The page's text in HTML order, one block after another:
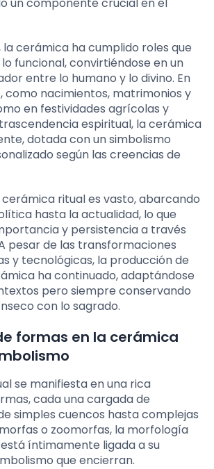
cerámica ha cumplido roles que
funcional, convirtiéndose en un
entre lo humano y lo divino. En
como nacimientos, matrimonios y
en festividades agrícolas y
espiritual, la cerámica
dotada con un simbolismo
según las creencias de
cerámica ritual es vasto, abarcando
hasta la actualidad, lo que
y persistencia a través
pesar de las transformaciones
y tecnológicas, la producción de
ha continuado, adaptándose
pero siempre conservando
con lo sagrado.
formas en la cerámica
se manifiesta en una rica
cada una cargada de
simples cuencos hasta complejas
o zoomorfas, la morfología
íntimamente ligada a su
que encierran.